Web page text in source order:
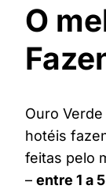
O
Ouro
hotéis
feitas pelo
– entre 1 a